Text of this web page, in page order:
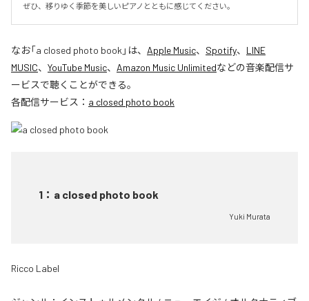
ぜひ、移りゆく季節を美しいピアノとともに感じてください。
なお「a closed photo book 」は、 Apple Music、 Spotify、 LINE
MUSIC、 YouTube Music、 Amazon Music Unlimitedなどの音楽配信サ
ービスで聴くことができる。
各配信サービス： a closed photo book
1 ： a closed photo book
Yuki Murata
Ricco Label